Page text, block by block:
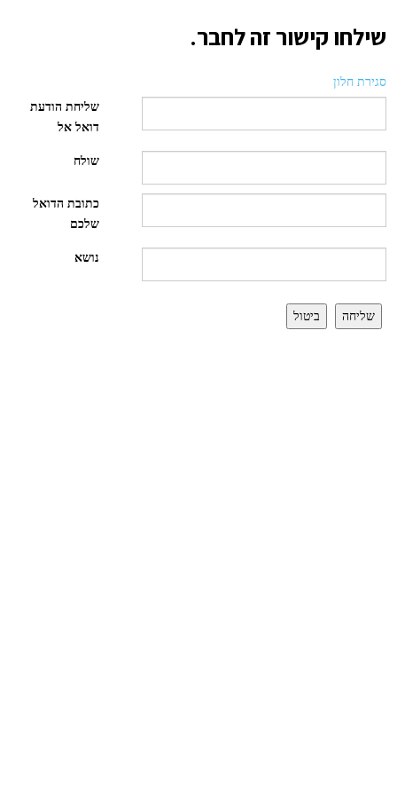
שילחו קישור זה לחבר.
סגירת חלון
שליחת הודעת
דואל אל
שולח
כתובת הדואל
שלכם
נושא
שליחה ביטול